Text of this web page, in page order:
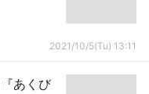
2021/10/5(Tu) 13:11
あくび